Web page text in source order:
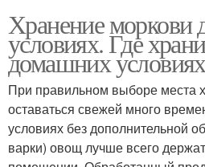
Хранение моркови
условиях. Где
домашних условиях
При правильном выборе места
оставаться свежей много
условиях без дополнительной
варки) овощ лучше всего